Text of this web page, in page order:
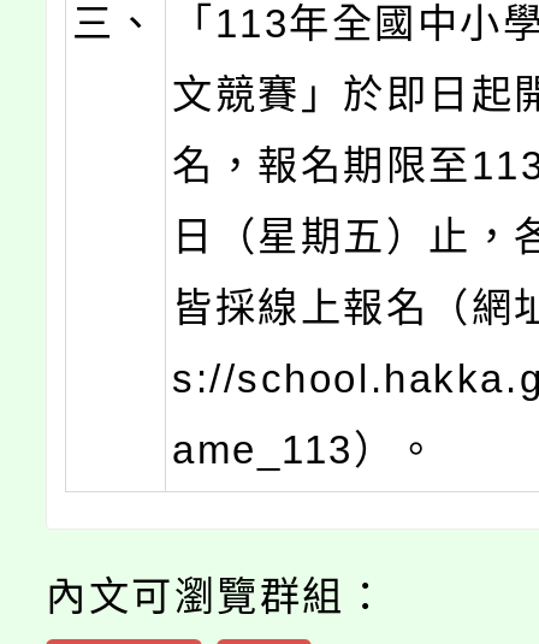
三、
「113年全國中小
文競賽」於即日起
名，報名期限至
日（星期五）止，
皆採線上報名（網
s://
ame_113）。
內文可瀏覽群組：